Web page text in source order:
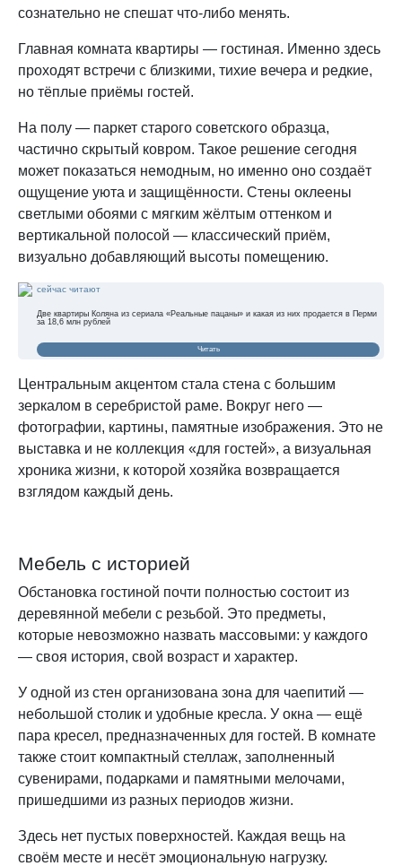
сознательно не спешат что-либо менять.
Главная комната квартиры — гостиная. Именно здесь
проходят встречи с близкими, тихие вечера и редкие,
но тёплые приёмы гостей.
На полу — паркет старого советского образца,
частично скрытый ковром. Такое решение сегодня
может показаться немодным, но именно оно создаёт
ощущение уюта и защищённости. Стены оклеены
светлыми обоями с мягким жёлтым оттенком и
вертикальной полосой — классический приём,
визуально добавляющий высоты помещению.
сейчас читают
Две квартиры Коляна из сериала «Реальные пацаны» и какая из них продается в Перми
за 18,6 млн рублей
Читать
Центральным акцентом стала стена с большим
зеркалом в серебристой раме. Вокруг него —
фотографии, картины, памятные изображения. Это не
выставка и не коллекция «для гостей», а визуальная
хроника жизни, к которой хозяйка возвращается
взглядом каждый день.
Мебель с историей
Обстановка гостиной почти полностью состоит из
деревянной мебели с резьбой. Это предметы,
которые невозможно назвать массовыми: у каждого
— своя история, свой возраст и характер.
У одной из стен организована зона для чаепитий —
небольшой столик и удобные кресла. У окна — ещё
пара кресел, предназначенных для гостей. В комнате
также стоит компактный стеллаж, заполненный
сувенирами, подарками и памятными мелочами,
пришедшими из разных периодов жизни.
Здесь нет пустых поверхностей. Каждая вещь на
своём месте и несёт эмоциональную нагрузку.